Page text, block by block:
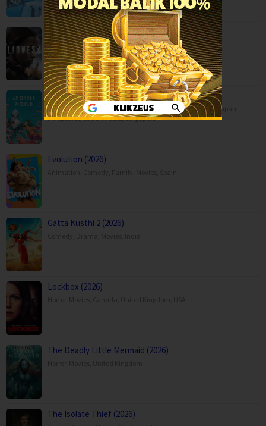
Lioness Season 3 (2026)
Drama,Serial TV,War & Politics,USA
Another World (2025)
Animation,Drama Fantasy,Movies China, Hong Kong, Japan
Philippines,Saudi Arabia,Singapore
Evolution (2026)
Gatta Kusthi 2 (2026)
Lockbox (2026)
The Deadly Little Mermaid (2026)
The Isolate Thief (2026)